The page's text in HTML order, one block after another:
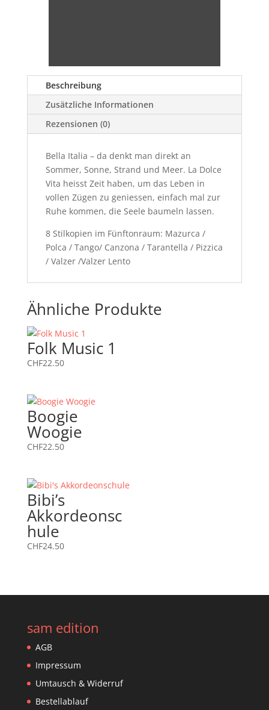
Beschreibung
Zusätzliche Informationen
Rezensionen (0)
Bella Italia – da denkt man direkt an
Sommer, Sonne, Strand und Meer. La Dolce
Vita heisst Zeit haben, um das Leben in
vollen Zügen zu geniessen, einfach mal zur
Ruhe kommen, die Seele baumeln lassen.
8 Stilkopien im Fünftonraum: Mazurca /
Polca / Tango/ Canzona / Tarantella / Pizzica
/ Valzer /Valzer Lento
Ähnliche Produkte
Folk Music 1
CHF22.50
Boogie
Woogie
CHF22.50
Bibi’s
Akkordeonsc
hule
CHF24.50
sam edition
AGB
Impressum
Umtausch & Widerruf
Bestellablauf